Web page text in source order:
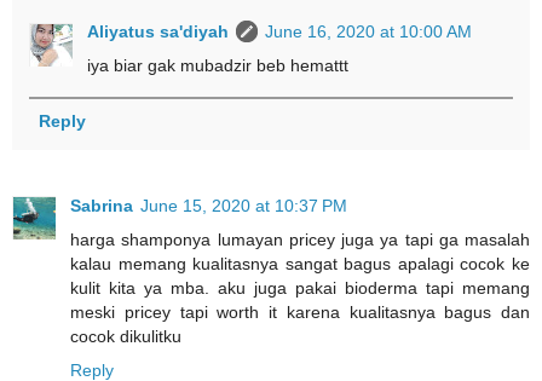
Aliyatus sa'diyah
June 16, 2020 at 10:00 AM
iya biar gak mubadzir beb hemattt
Reply
Sabrina June 15, 2020 at 10:37 PM
harga shamponya lumayan pricey juga ya tapi ga masalah
kalau memang kualitasnya sangat bagus apalagi cocok ke
kulit kita ya mba. aku juga pakai bioderma tapi memang
meski pricey tapi worth it karena kualitasnya bagus dan
cocok dikulitku
Reply